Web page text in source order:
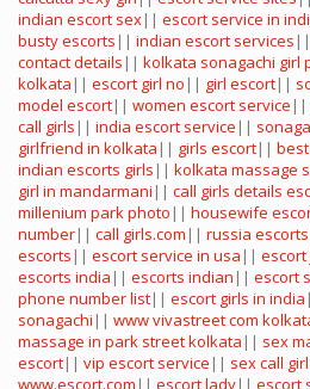
indian escort sex|| escort service in
busty escorts || indian escort services ||
contact details || kolkata sonagachi girl
kolkata || escort girl no || girl escort||
model escort|| women escort service ||
call girls || india escort service ||
girlfriend in kolkata || girls escort||
indian escorts girls || kolkata massage
girl in mandarmani || call girls details
millenium park photo || housewife
number|| call girls.com || russia escorts
escorts || escort service in usa || escort
escorts india || escorts indian || escort
phone number list|| escort girls in india
sonagachi || www vivastreet com
massage in park street kolkata || sex
escort|| vip escort service || sex call
www.escort.com || escort lady|| escort